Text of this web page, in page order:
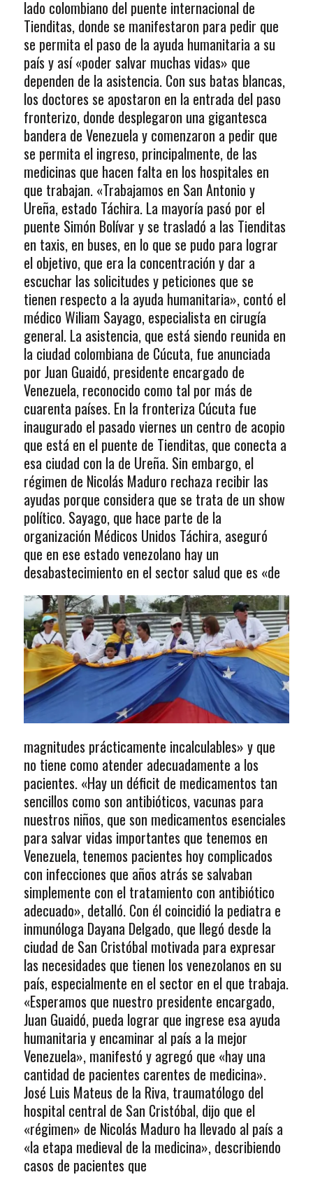
lado colombiano del puente internacional de
Tienditas, donde se manifestaron para pedir que
se permita el paso de la ayuda humanitaria a su
país y así «poder salvar muchas vidas» que
dependen de la asistencia. Con sus batas blancas,
los doctores se apostaron en la entrada del paso
fronterizo, donde desplegaron una gigantesca
bandera de Venezuela y comenzaron a pedir que
se permita el ingreso, principalmente, de las
medicinas que hacen falta en los hospitales en
que trabajan. «Trabajamos en San Antonio y
Ureña, estado Táchira. La mayoría pasó por el
puente Simón Bolívar y se trasladó a las Tienditas
en taxis, en buses, en lo que se pudo para lograr
el objetivo, que era la concentración y dar a
escuchar las solicitudes y peticiones que se
tienen respecto a la ayuda humanitaria», contó el
médico Wiliam Sayago, especialista en cirugía
general. La asistencia, que está siendo reunida en
la ciudad colombiana de Cúcuta, fue anunciada
por Juan Guaidó, presidente encargado de
Venezuela, reconocido como tal por más de
cuarenta países. En la fronteriza Cúcuta fue
inaugurado el pasado viernes un centro de acopio
que está en el puente de Tienditas, que conecta a
esa ciudad con la de Ureña. Sin embargo, el
régimen de Nicolás Maduro rechaza recibir las
ayudas porque considera que se trata de un show
político. Sayago, que hace parte de la
organización Médicos Unidos Táchira, aseguró
que en ese estado venezolano hay un
desabastecimiento en el sector salud que es «de
magnitudes prácticamente incalculables» y que
no tiene como atender adecuadamente a los
pacientes. «Hay un déficit de medicamentos tan
sencillos como son antibióticos, vacunas para
nuestros niños, que son medicamentos esenciales
para salvar vidas importantes que tenemos en
Venezuela, tenemos pacientes hoy complicados
con infecciones que años atrás se salvaban
simplemente con el tratamiento con antibiótico
adecuado», detalló. Con él coincidió la pediatra e
inmunóloga Dayana Delgado, que llegó desde la
ciudad de San Cristóbal motivada para expresar
las necesidades que tienen los venezolanos en su
país, especialmente en el sector en el que trabaja.
«Esperamos que nuestro presidente encargado,
Juan Guaidó, pueda lograr que ingrese esa ayuda
humanitaria y encaminar al país a la mejor
Venezuela», manifestó y agregó que «hay una
cantidad de pacientes carentes de medicina».
José Luis Mateus de la Riva, traumatólogo del
hospital central de San Cristóbal, dijo que el
«régimen» de Nicolás Maduro ha llevado al país a
«la etapa medieval de la medicina», describiendo
casos de pacientes que